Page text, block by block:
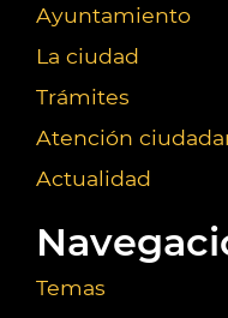
Ayuntamiento
La ciudad
Trámites
Atención
Actualidad
Temas